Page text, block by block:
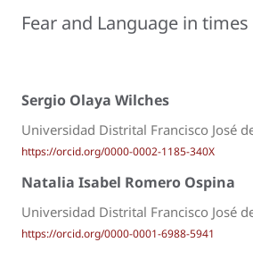
Fear and Language in
Sergio Olaya Wilches
Universidad Distrital Francisco José
https://orcid.org/0000-0002-1185-340X
Natalia Isabel Romero Ospina
Universidad Distrital Francisco José
https://orcid.org/0000-0001-6988-5941